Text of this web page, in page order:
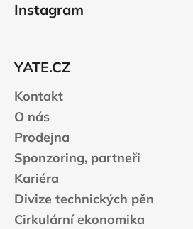
Instagram
YATE.CZ
Kontakt
O nás
Prodejna
Sponzoring, partneři
Kariéra
Divize technických pěn
Cirkulární ekonomika